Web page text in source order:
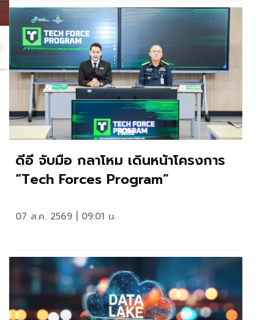
ดีอี จับมือ กลาโหม เดินหน้าโครงการ
“Tech Forces Program”
07 ส.ค. 2569 | 09:01 น.